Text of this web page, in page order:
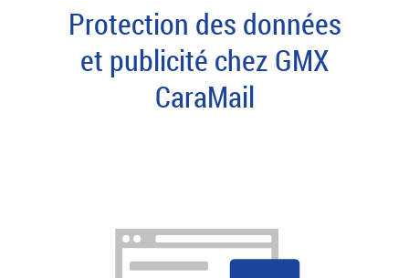
Protection des données
et publicité chez GMX
CaraMail